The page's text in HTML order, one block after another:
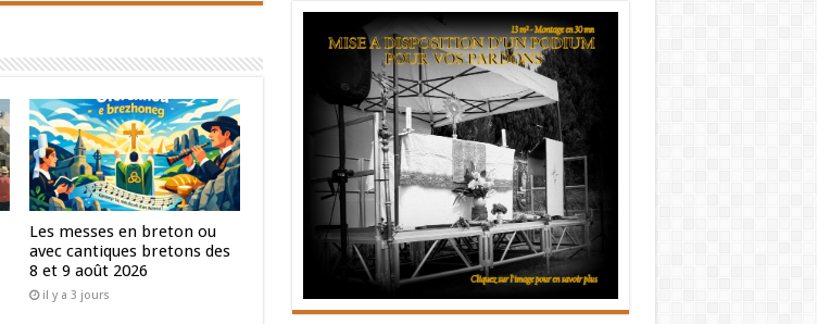
Les messes en breton ou
avec cantiques bretons des
8 et 9 août 2026
il y a 3 jours